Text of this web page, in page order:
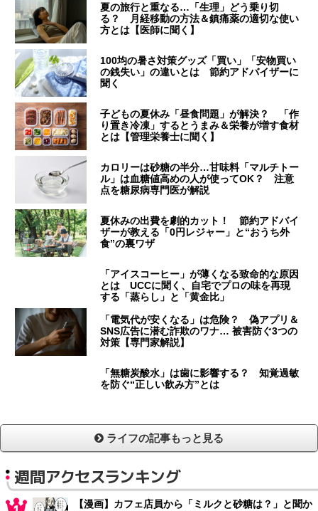
夏の旅行と重なる…「生理」どう乗り切
る？ 月経移動の方法＆鎮痛薬の適切な使い
方とは【医師に聞く】
100均の暑さ対策グッズ「買い」「安物買い
の銭失い」の違いとは 節約アドバイザーに
聞く
子どもの夏休み「昼食問題」が解決？ 「作
り置き冷凍」するとうまみ＆栄養が増す食材
とは【管理栄養士に聞く】
カロリーは砂糖の半分…甘味料「マルチトー
ル」は血糖値高めの人が使ってOK？ 注意
点を糖尿病専門医が解説
夏休みの出費を劇的カット！ 節約アドバイ
ザーが教える「0円レジャー」と“おうち外
食”の裏ワザ
「アイスコーヒー」が薄くなる致命的な原因
とは UCCに聞く、自宅でプロの味を再現
する「蒸らし」と「黄金比」
「電気代が安くなる」は危険？ 偽アプリ＆
SNS広告に潜む詐欺のワナ… 被害防ぐ3つの
対策【専門家解説】
「無糖炭酸水」は歯に影響する？ 知覚過敏
を防ぐ“正しい飲み方”とは
ライフの記事もっと見る
週間アクセスランキング
【漫画】カフェ店員から「ミルクと砂糖は？」と聞か